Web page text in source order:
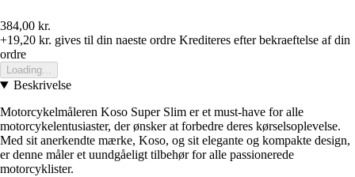
384,00 kr.
+19,20 kr. gives til din naeste ordre Krediteres efter bekraeftelse af din
ordre
Loading...
Beskrivelse
Motorcykelmåleren Koso Super Slim er et must-have for alle
motorcykelentusiaster, der ønsker at forbedre deres kørselsoplevelse.
Med sit anerkendte mærke, Koso, og sit elegante og kompakte design,
er denne måler et uundgåeligt tilbehør for alle passionerede
motorcyklister.